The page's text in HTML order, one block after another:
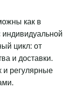
как в
индивидуальной
цикл: от
и доставки.
и регулярные